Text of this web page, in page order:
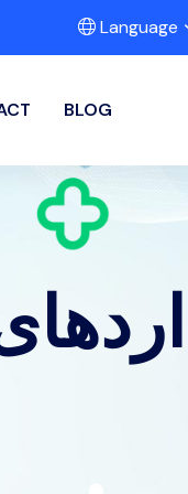
Language
BLOG